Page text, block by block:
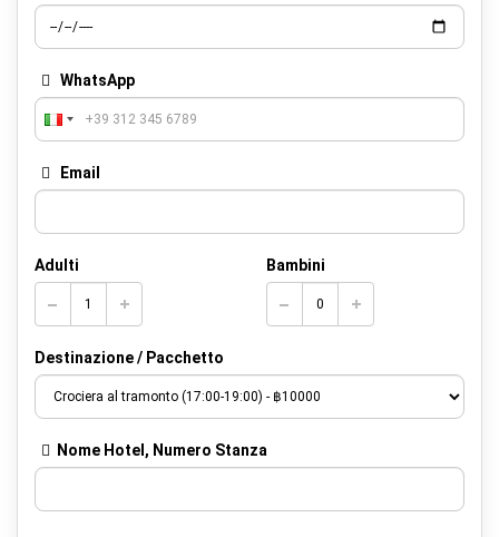
WhatsApp
Email
Adulti Bambini
Destinazione / Pacchetto
Nome Hotel, Numero Stanza